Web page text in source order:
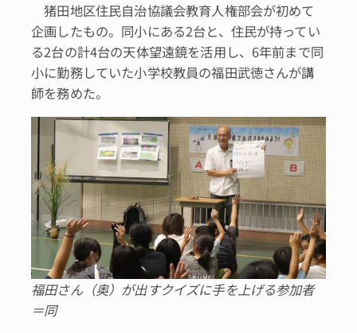
猪田地区住民自治協議会教育人権部会が初めて
企画したもの。同小にある2台と、住民が持ってい
る2台の計4台の天体望遠鏡を活用し、6年前まで同
小に勤務していた小学校教員の福田武徳さんが講
師を務めた。
福田さん（奥）が出すクイズに手を上げる参加者
＝同